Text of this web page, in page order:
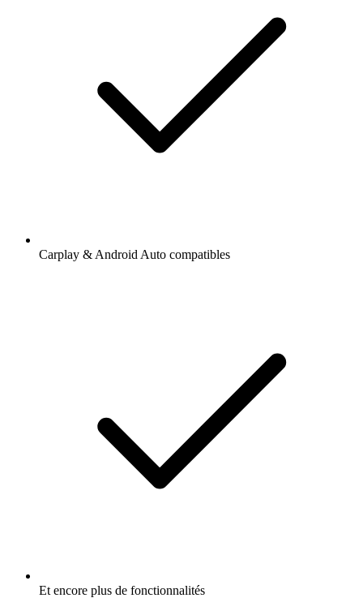
Carplay & Android Auto compatibles
Et encore plus de fonctionnalités